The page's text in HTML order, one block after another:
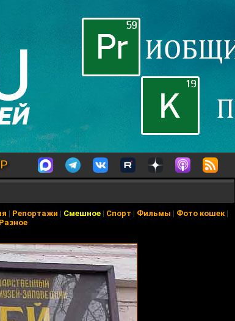
| Репортажи | Смешное| Спорт | Фильмы | Фото кошек|
Разное